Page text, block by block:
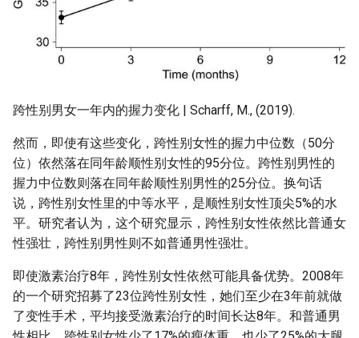
跨性别男女一年内的握力变化 | Scharff, M., (2019).
然而，即使有这些变化，跨性别女性的握力中位数（50分
位）依然落在同年龄顺性别女性的95分位。跨性别男性的
握力中位数则落在同年龄顺性别男性的25分位。换句话
说，跨性别女性里的中等水平，是顺性别女性顶尖5%的水
平。研究者认为，这个研究显示，跨性别女性依然比普通女
性强壮，跨性别男性则不如普通男性强壮。
即使激素治疗8年，跨性别女性依然可能具备优势。2008年
的一个研究招募了23位跨性别女性，她们至少在3年前就做
了变性手术，平均接受激素治疗的时间长达8年。和普通男